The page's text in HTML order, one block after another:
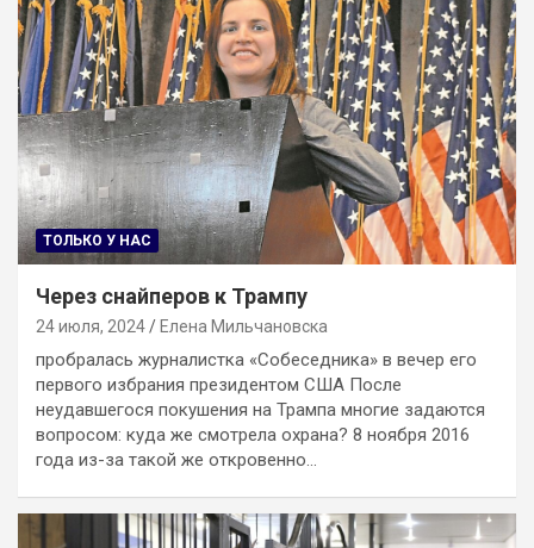
ТОЛЬКО У НАС
Через снайперов к Трампу
24 июля, 2024 Елена Мильчановска
пробралась журналистка «Собеседника» в вечер его
первого избрания президентом США После
неудавшегося покушения на Трампа многие задаются
вопросом: куда же смотрела охрана? 8 ноября 2016
года из-за такой же откровенно…